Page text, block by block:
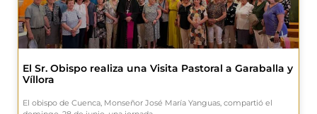
El Sr. Obispo realiza una Visita Pastoral a Garaballa y
Víllora
El obispo de Cuenca, Monseñor José María Yanguas, compartió el